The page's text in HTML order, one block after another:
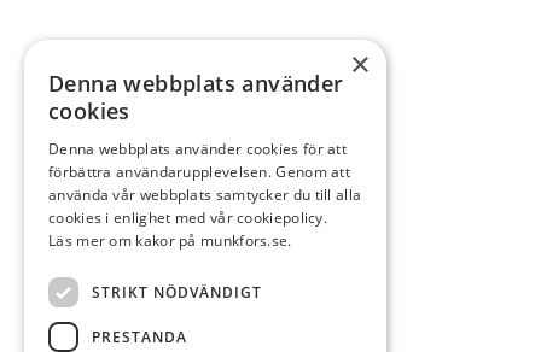
×
Denna webbplats använder
cookies
Denna webbplats använder cookies för att
förbättra användarupplevelsen. Genom att
använda vår webbplats samtycker du till alla
cookies i enlighet med vår cookiepolicy.
Läs mer om kakor på munkfors.se.
STRIKT NÖDVÄNDIGT
PRESTANDA